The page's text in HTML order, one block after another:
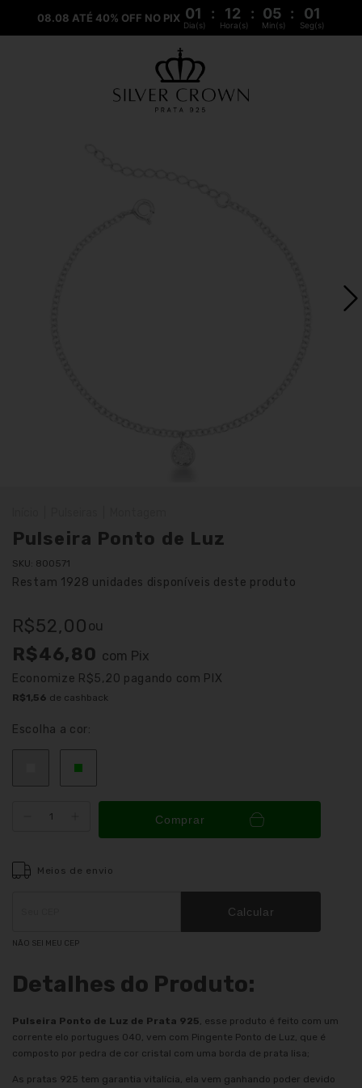
08.08 ATÉ 40% OFF NO PIX 01 : 12 : 05 : 01
Dia(s) Hora(s) Min(s) Seg(s)
Pulseira Ponto de Luz
SKU: 800571
Restam 1928 unidades disponíveis deste produto
R$52,00 ou
R$46,80 com Pix
Economize R$5,20 pagando com PIX
R$1,56 de cashback
Escolha a cor:
Comprar
Meios de envio
ALTERAR CEP
Calcular
NÃO SEI MEU CEP
Detalhes do Produto:
Pulseira Ponto de Luz de Prata 925 , esse produto é feito com um
corrente elo portugues 040, vem com Pingente Ponto de Luz, que é
composto por pedra de cor cristal com uma borda de prata lisa;
As pratas 925 tem garantia vitalícia, ela vem ganhando poder devido